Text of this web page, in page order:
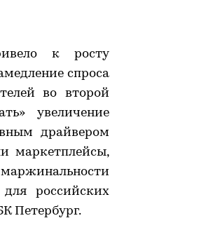
к росту
спроса
во второй
увеличение
драйвером
маркетплейсы,
российских
Петербург.